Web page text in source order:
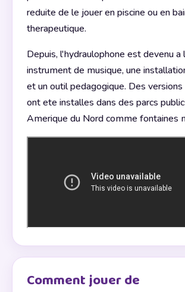
reduite de le jouer en piscine ou en
therapeutique.
Depuis, l'hydraulophone est devenu a
instrument de musique, une
et un outil pedagogique. Des
ont ete installes dans des parcs
Amerique du Nord comme fontaines
Comment jouer de